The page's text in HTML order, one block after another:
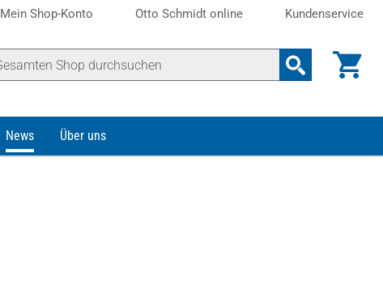
Mein Shop-Konto Otto Schmidt online Kundenservice
News Über uns